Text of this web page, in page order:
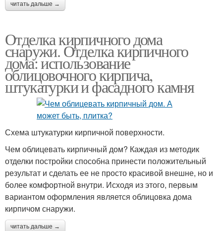
читать дальше →
Отделка кирпичного дома
снаружи. Отделка кирпичного
дома: использование
облицовочного кирпича,
штукатурки и фасадного камня
Схема штукатурки кирпичной поверхности.
Чем облицевать кирпичный дом? Каждая из методик
отделки постройки способна принести положительный
результат и сделать ее не просто красивой внешне, но и
более комфортной внутри. Исходя из этого, первым
вариантом оформления является облицовка дома
кирпичом снаружи.
читать дальше →